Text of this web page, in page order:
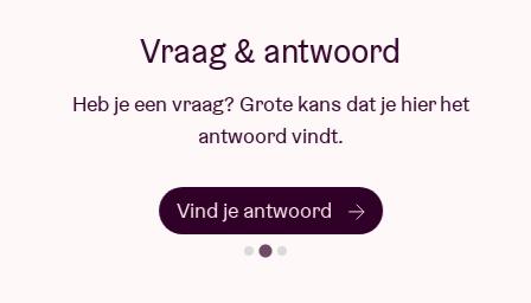
Vraag & antwoord
Heb je een vraag? Grote kans dat je hier het
antwoord vindt.
Vind je antwoord